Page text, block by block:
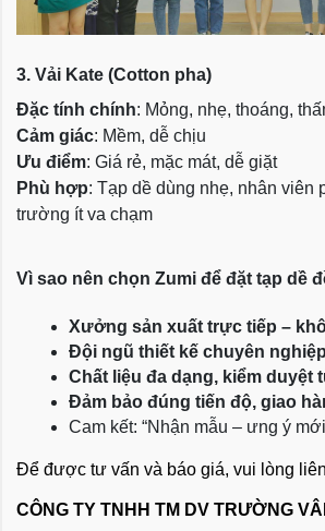
3. Vải Kate (Cotton pha)
Đặc tính chính: Mỏng, nhẹ, thoáng,
Cảm giác: Mềm, dễ chịu
Ưu điểm: Giá rẻ, mặc mát, dễ giặt
Phù hợp: Tạp dề dùng nhẹ, nhân viên
trường ít va chạm
Vì sao nên chọn Zumi để đặt tạp dề
Xưởng sản xuất trực tiếp –
Đội ngũ thiết kế chuyên nghiệp
Chất liệu đa dạng, kiểm duyệt
Đảm bảo đúng tiến độ, giao
Cam kết: “Nhận mẫu – ưng ý
Để được tư vấn và báo giá, vui lòng
CÔNG TY TNHH TM DV TRƯỜNG